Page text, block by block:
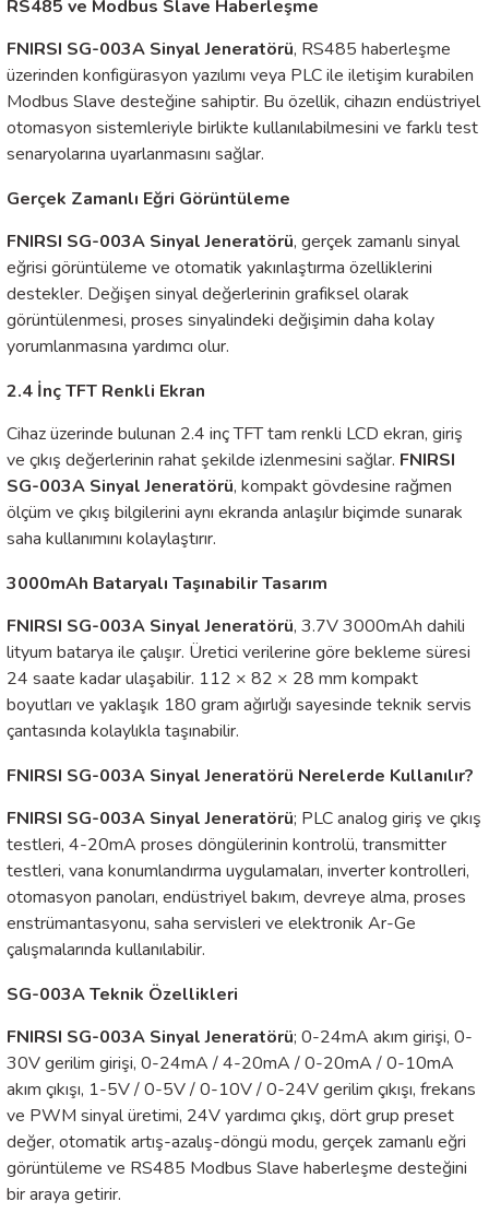
RS485 ve Modbus Slave Haberleşme
FNIRSI SG-003A Sinyal Jeneratörü, RS485 haberleşme
üzerinden konfigürasyon yazılımı veya PLC ile iletişim kurabilen
Modbus Slave desteğine sahiptir. Bu özellik, cihazın endüstriyel
otomasyon sistemleriyle birlikte kullanılabilmesini ve farklı test
senaryolarına uyarlanmasını sağlar.
Gerçek Zamanlı Eğri Görüntüleme
FNIRSI SG-003A Sinyal Jeneratörü, gerçek zamanlı sinyal
eğrisi görüntüleme ve otomatik yakınlaştırma özelliklerini
destekler. Değişen sinyal değerlerinin grafiksel olarak
görüntülenmesi, proses sinyalindeki değişimin daha kolay
yorumlanmasına yardımcı olur.
2.4 İnç TFT Renkli Ekran
Cihaz üzerinde bulunan 2.4 inç TFT tam renkli LCD ekran, giriş
ve çıkış değerlerinin rahat şekilde izlenmesini sağlar. FNIRSI
SG-003A Sinyal Jeneratörü, kompakt gövdesine rağmen
ölçüm ve çıkış bilgilerini aynı ekranda anlaşılır biçimde sunarak
saha kullanımını kolaylaştırır.
3000mAh Bataryalı Taşınabilir Tasarım
FNIRSI SG-003A Sinyal Jeneratörü, 3.7V 3000mAh dahili
lityum batarya ile çalışır. Üretici verilerine göre bekleme süresi
24 saate kadar ulaşabilir. 112 × 82 × 28 mm kompakt
boyutları ve yaklaşık 180 gram ağırlığı sayesinde teknik servis
çantasında kolaylıkla taşınabilir.
FNIRSI SG-003A Sinyal Jeneratörü Nerelerde Kullanılır?
FNIRSI SG-003A Sinyal Jeneratörü; PLC analog giriş ve çıkış
testleri, 4-20mA proses döngülerinin kontrolü, transmitter
testleri, vana konumlandırma uygulamaları, inverter kontrolleri,
otomasyon panoları, endüstriyel bakım, devreye alma, proses
enstrümantasyonu, saha servisleri ve elektronik Ar-Ge
çalışmalarında kullanılabilir.
SG-003A Teknik Özellikleri
FNIRSI SG-003A Sinyal Jeneratörü; 0-24mA akım girişi, 0-
30V gerilim girişi, 0-24mA / 4-20mA / 0-20mA / 0-10mA
akım çıkışı, 1-5V / 0-5V / 0-10V / 0-24V gerilim çıkışı, frekans
ve PWM sinyal üretimi, 24V yardımcı çıkış, dört grup preset
değer, otomatik artış-azalış-döngü modu, gerçek zamanlı eğri
görüntüleme ve RS485 Modbus Slave haberleşme desteğini
bir araya getirir.